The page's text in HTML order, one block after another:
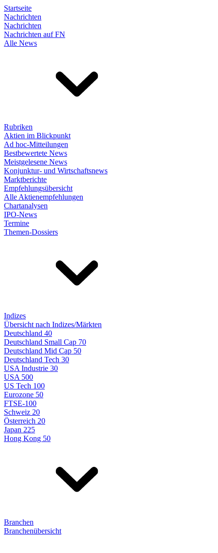
Startseite
Nachrichten
Nachrichten
Nachrichten auf FN
Alle News
Rubriken
Aktien im Blickpunkt
Ad hoc-Mitteilungen
Bestbewertete News
Meistgelesene News
Konjunktur- und Wirtschaftsnews
Marktberichte
Empfehlungsübersicht
Alle Aktienempfehlungen
Chartanalysen
IPO-News
Termine
Themen-Dossiers
Indizes
Übersicht nach Indizes/Märkten
Deutschland 40
Deutschland Small Cap 70
Deutschland Mid Cap 50
Deutschland Tech 30
USA Industrie 30
USA 500
US Tech 100
Eurozone 50
FTSE-100
Schweiz 20
Österreich 20
Japan 225
Hong Kong 50
Branchen
Branchenübersicht